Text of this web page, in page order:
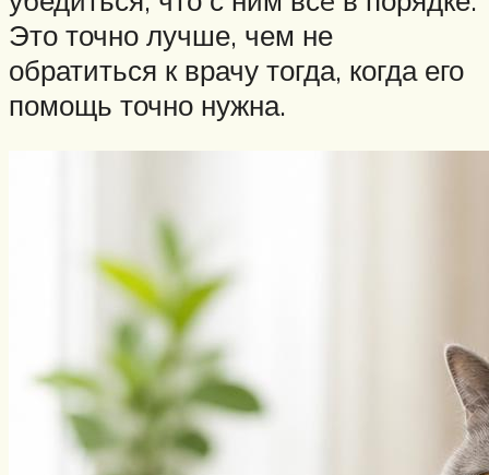
Это точно лучше, чем не
обратиться к врачу тогда, когда его
помощь точно нужна.